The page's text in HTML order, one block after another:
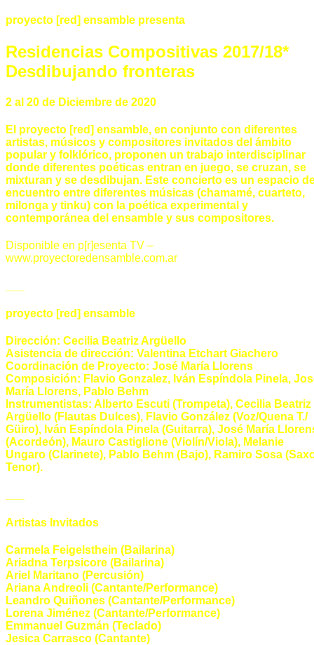
proyecto [red] ensamble presenta
Residencias Compositivas 2017/18*
Desdibujando fronteras
2 al 20 de Diciembre de 2020
El proyecto [red] ensamble, en conjunto con diferentes
artistas, músicos y compositores invitados del ámbito
popular y folklórico, proponen un trabajo interdisciplinar
donde diferentes poéticas entran en juego, se cruzan, se
mixturan y se desdibujan. Este concierto es un espacio
encuentro entre diferentes músicas (chamamé, cuarteto,
milonga y tinku) con la poética experimental y
contemporánea del ensamble y sus compositores.
Disponible en p[r]esenta TV –
www.proyectoredensamble.com.ar
proyecto [red] ensamble
Dirección: Cecilia Beatriz Argüello
Asistencia de dirección: Valentina Etchart Giachero
Coordinación de Proyecto: José María Llorens
Composición: Flavio Gonzalez, Iván Espíndola Pinela,
María Llorens, Pablo Behm
Instrumentistas: Alberto Escuti (Trompeta), Cecilia Beatriz
Argüello (Flautas Dulces), Flavio González (Voz/Quena T./
Güiro), Iván Espíndola Pinela (Guitarra), José María
(Acordeón), Mauro Castiglione (Violín/Viola), Melanie
Ungaro (Clarinete), Pablo Behm (Bajo), Ramiro Sosa
Tenor).
Artistas Invitados
Carmela Feigelsthein (Bailarina)
Ariadna Terpsicore (Bailarina)
Ariel Maritano (Percusión)
Ariana Andreoli (Cantante/Performance)
Leandro Quiñones (Cantante/Performance)
Lorena Jiménez (Cantante/Performance)
Emmanuel Guzmán (Teclado)
Jesica Carrasco (Cantante)